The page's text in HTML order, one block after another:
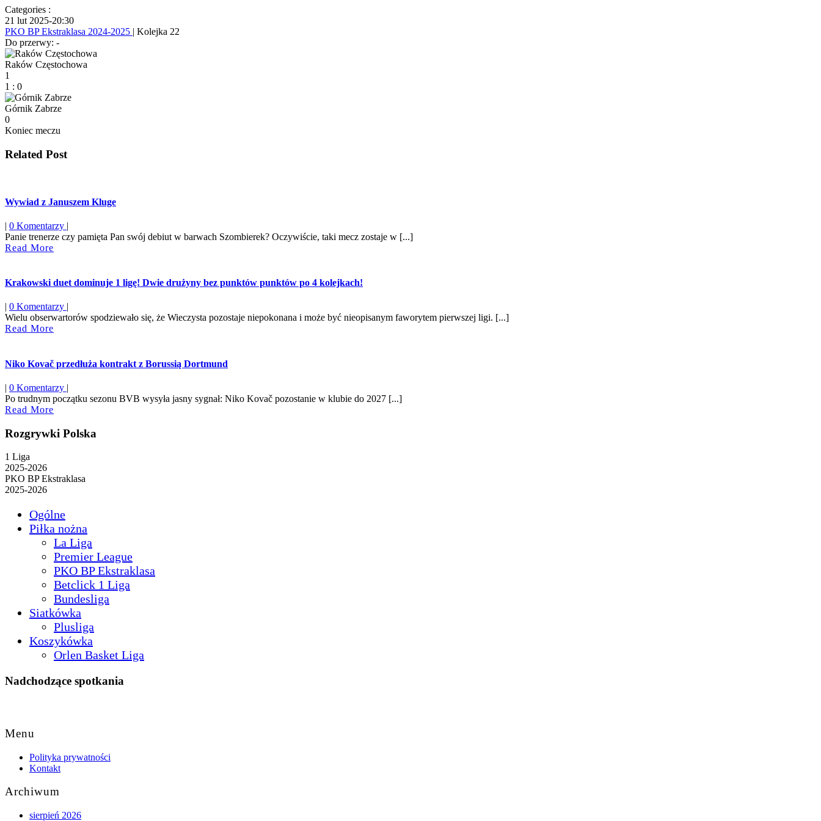
Categories :
21 lut 2025-20:30
PKO BP Ekstraklasa 2024-2025 | Kolejka 22
Do przerwy: -
Raków Częstochowa
1
1 : 0
Górnik Zabrze
0
Koniec meczu
Related Post
Wywiad z Januszem Kluge
| 0 Komentarzy |
Panie trenerze czy pamięta Pan swój debiut w barwach Szombierek? Oczywiście, taki mecz zostaje w [...]
Read More
Krakowski duet dominuje 1 ligę! Dwie drużyny bez punktów punktów po 4 kolejkach!
| 0 Komentarzy |
Wielu obserwartorów spodziewało się, że Wieczysta pozostaje niepokonana i może być nieopisanym faworytem pierwszej ligi. [...]
Read More
Niko Kovač przedłuża kontrakt z Borussią Dortmund
| 0 Komentarzy |
Po trudnym początku sezonu BVB wysyła jasny sygnał: Niko Kovač pozostanie w klubie do 2027 [...]
Read More
Rozgrywki Polska
1 Liga
2025-2026
PKO BP Ekstraklasa
2025-2026
Ogólne
Piłka nożna
La Liga
Premier League
PKO BP Ekstraklasa
Betclick 1 Liga
Bundesliga
Siatkówka
Plusliga
Koszykówka
Orlen Basket Liga
Nadchodzące spotkania
Top
Menu
Polityka prywatności
Kontakt
Archiwum
sierpień 2026